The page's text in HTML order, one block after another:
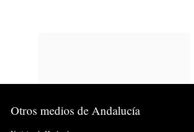
Otros medios de Andalucía